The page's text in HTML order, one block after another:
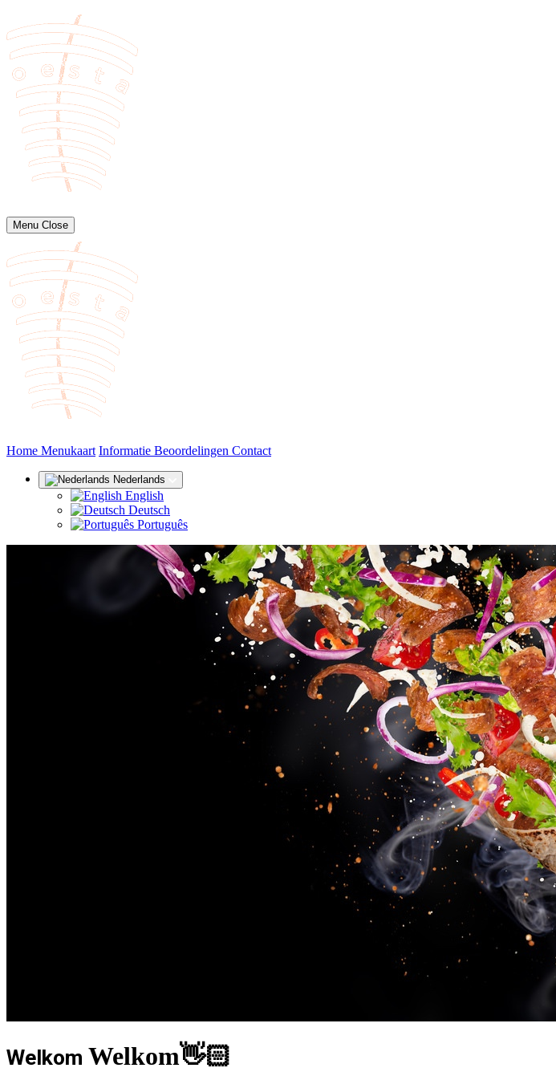
Menu Close
Home (huidige)
Menukaart Informatie Beoordelingen Contact
Nederlands
English
Deutsch
Português
Welkom Welkom👋🏻